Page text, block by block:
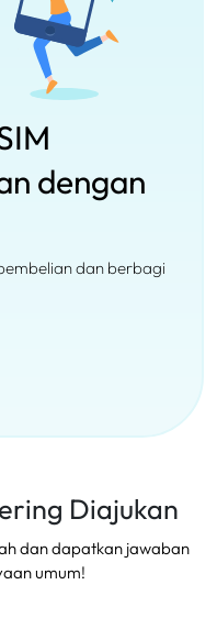
dengan
dan berbagi
Diajukan
dan dapatkan jawaban
umum!